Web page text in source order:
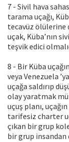
7 - Sivil hava
tarama uçağı,
tecavüz ölülerine
uçak, Küba’nın
teşvik edici
8 - Bir Küba
veya Venezuela
uçağa saldırıp
olay yaratmak
uçuş planı,
tarifesiz charter
çıkan bir grup
bir grup insandan